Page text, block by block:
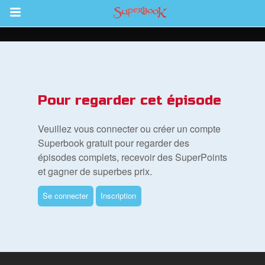
Return to Content
Pour regarder cet épisode
Veuillez vous connecter ou créer un compte
Superbook gratuit pour regarder des
épisodes complets, recevoir des SuperPoints
et gagner de superbes prix.
Se connecter Inscription